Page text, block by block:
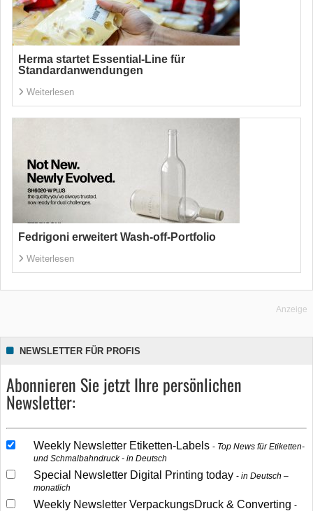
Herma startet Essential-Line für
Standardanwendungen
Weiterlesen
Fedrigoni erweitert Wash-off-Portfolio
Weiterlesen
Anzeige
NEWSLETTER FÜR PROFIS
Abonnieren Sie jetzt Ihre persönlichen
Newsletter:
Weekly Newsletter Etiketten-Labels
Top News für Etiketten-
und Schmalbahndruck - in Deutsch
Special Newsletter Digital Printing today
in Deutsch –
monatlich
Weekly Newsletter VerpackungsDruck & Converting